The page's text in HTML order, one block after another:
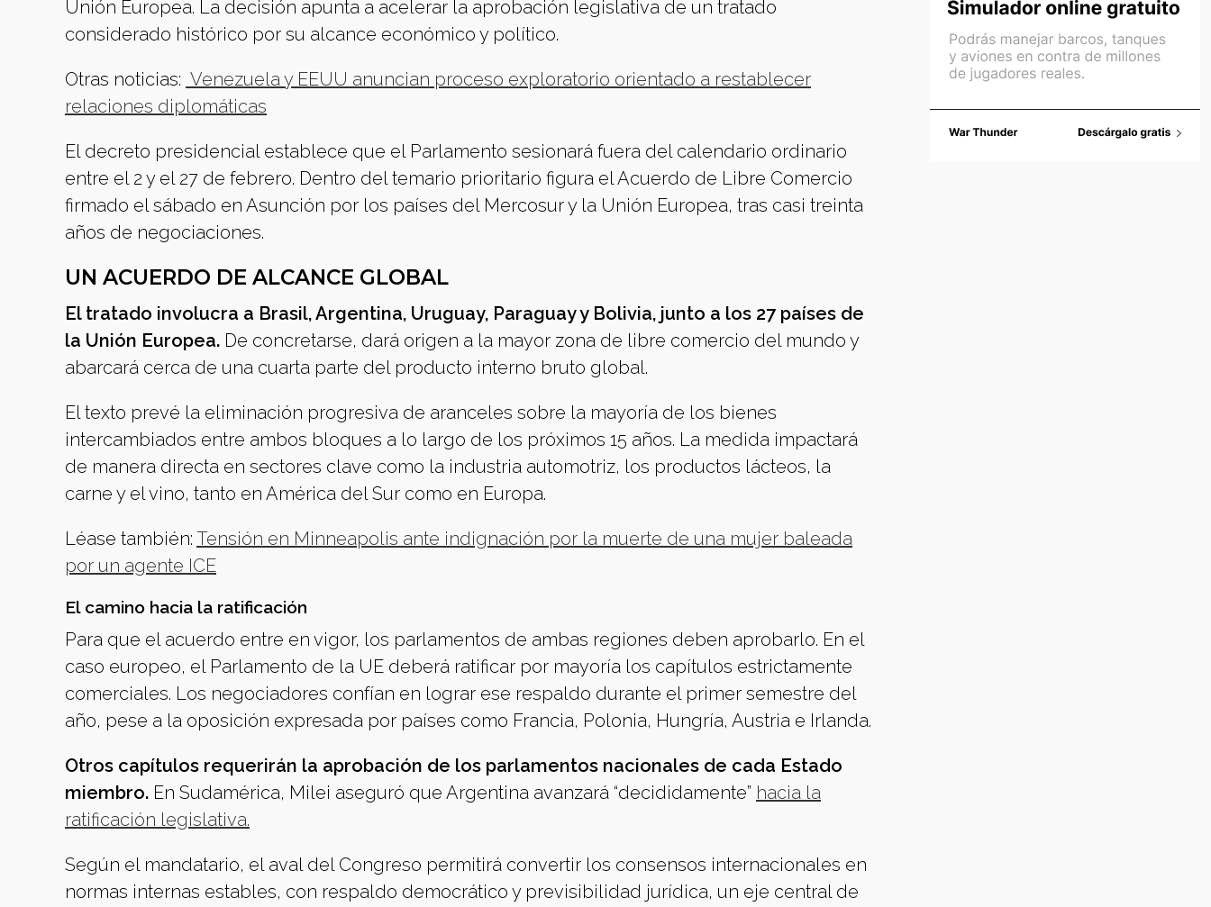
Unión Europea. La decisión apunta a acelerar la aprobación legislativa de un tratado
considerado histórico por su alcance económico y político.
Otras noticias: Venezuela y EEUU anuncian proceso exploratorio orientado a restablecer
relaciones diplomáticas
El decreto presidencial establece que el Parlamento sesionará fuera del calendario ordinario
entre el 2 y el 27 de febrero. Dentro del temario prioritario figura el Acuerdo de Libre Comercio
firmado el sábado en Asunción por los países del Mercosur y la Unión Europea, tras casi treinta
años de negociaciones.
UN ACUERDO DE ALCANCE GLOBAL
El tratado involucra a Brasil, Argentina, Uruguay, Paraguay y Bolivia, junto a los 27 países de
la Unión Europea. De concretarse, dará origen a la mayor zona de libre comercio del mundo y
abarcará cerca de una cuarta parte del producto interno bruto global.
El texto prevé la eliminación progresiva de aranceles sobre la mayoría de los bienes
intercambiados entre ambos bloques a lo largo de los próximos 15 años. La medida impactará
de manera directa en sectores clave como la industria automotriz, los productos lácteos, la
carne y el vino, tanto en América del Sur como en Europa.
Léase también: Tensión en Minneapolis ante indignación por la muerte de una mujer baleada
por un agente ICE
El camino hacia la ratificación
Para que el acuerdo entre en vigor, los parlamentos de ambas regiones deben aprobarlo. En el
caso europeo, el Parlamento de la UE deberá ratificar por mayoría los capítulos estrictamente
comerciales. Los negociadores confían en lograr ese respaldo durante el primer semestre del
año, pese a la oposición expresada por países como Francia, Polonia, Hungría, Austria e Irlanda.
Otros capítulos requerirán la aprobación de los parlamentos nacionales de cada Estado
miembro. En Sudamérica, Milei aseguró que Argentina avanzará “decididamente” hacia la
ratificación legislativa.
Según el mandatario, el aval del Congreso permitirá convertir los consensos internacionales en
normas internas estables, con respaldo democrático y previsibilidad jurídica, un eje central de